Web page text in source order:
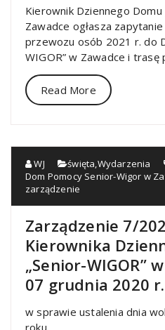
Kierownik Dziennego Domu
Zawadce ogłasza
przewozu osób 2021 r. do
WIGOR” w Zawadce i trasę
Read More
WJ święta Wydarzenia
Dom Pomocy Senior-Wigor w
zarządzenie
Zarządzenie 7/
Kierownika
„Senior-WIGOR”
07 grudnia 2020 r.
w sprawie ustalenia dnia
roku.